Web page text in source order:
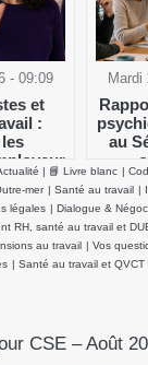
- 09:09
et
:
Mardi
au
| 📘 Livre blanc |
mer | Santé au travail |
légales | Dialogue &
RH, santé au travail et
au travail | Vos
| Santé au travail et QVCT
CSE – Août